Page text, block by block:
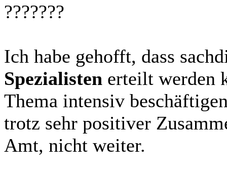
???????
Ich habe gehofft, dass
Spezialisten erteilt werden
Thema intensiv
trotz sehr positiver
Amt, nicht weiter.